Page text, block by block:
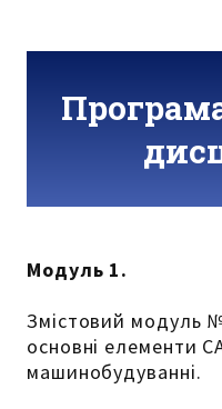
Модуль 1.
Змістовий модуль
основні елементи
машинобудуванні.